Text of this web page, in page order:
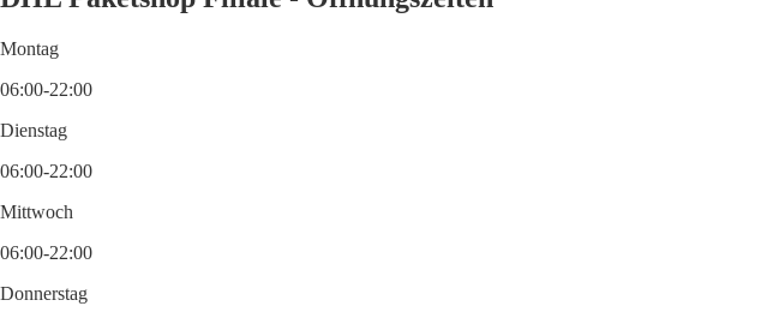
Montag
06:00-22:00
Dienstag
06:00-22:00
Mittwoch
06:00-22:00
Donnerstag